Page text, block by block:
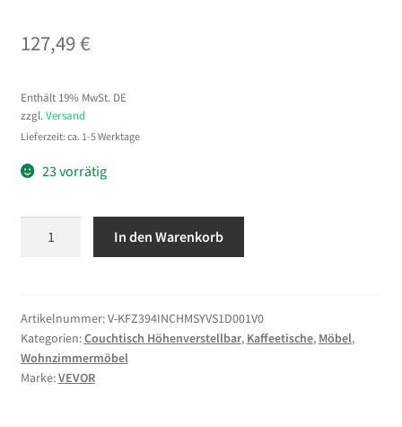
127,49€
Enthält 19% MwSt. DE
zzgl. Versand
Lieferzeit: ca. 1-5 Werktage
23 vorrätig
545
mm,
Wohnzimmertisch
mit
In den Warenkorb
Artikelnummer:V-KFZ394INCHMSYVS1D001V0
Kategorien:Couchtisch Höhenverstellbar, Kaffeetische, Möbel,
Wohnzimmermöbel
Marke:VEVOR